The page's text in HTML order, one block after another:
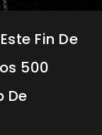
Fin De
500
De